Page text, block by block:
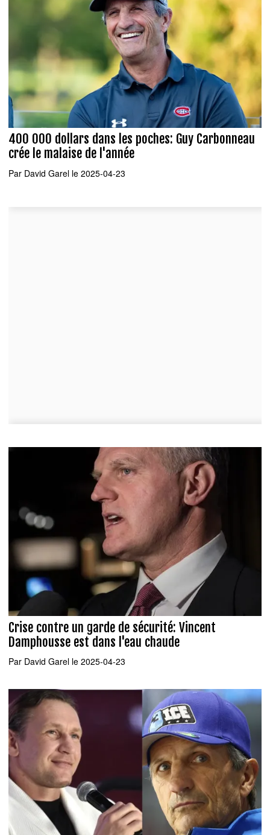
400 000 dollars dans les poches: Guy Carbonneau
crée le malaise de l'année
Par David Garel le 2025-04-23
Crise contre un garde de sécurité: Vincent
Damphousse est dans l'eau chaude
Par David Garel le 2025-04-23